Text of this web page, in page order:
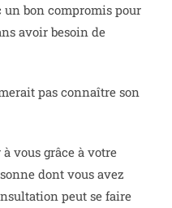
bon compromis pour
avoir besoin de
pas connaître son
vous grâce à votre
dont vous avez
peut se faire